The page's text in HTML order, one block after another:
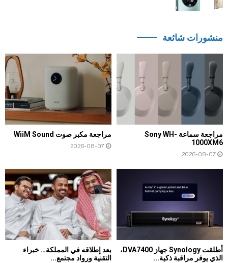
منشورات شائعة
مراجعة سماعة Sony WH-
1000XM6
2026-08-07
مراجعة مكبر صوت WiiM Sound
2026-08-07
أطلقت Synology جهاز DVA7400،
الذي يوفر مراقبة ذكية...
بعد إطلاقه في المملكة… خبراء
التقنية ورواد مجتمع...